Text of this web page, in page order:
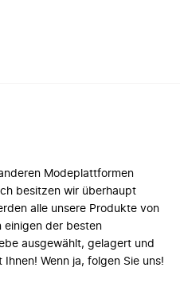
Modeplattformen
besitzen wir überhaupt
alle unsere Produkte von
einigen der besten
ausgewählt, gelagert und
Wenn ja, folgen Sie uns!